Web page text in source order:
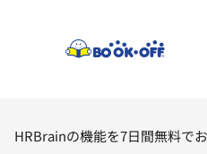
HRBrainの機能を7日間無料でお